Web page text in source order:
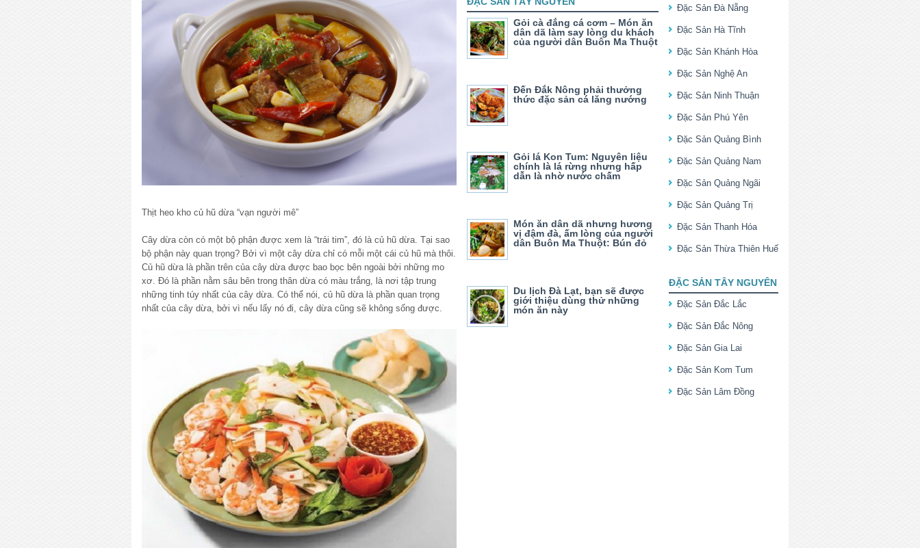
Thịt heo kho củ hũ dừa “vạn người mê”
Cây dừa còn có một bộ phận được xem là “trái tim”, đó là củ hũ dừa. Tại sao
bộ phận này quan trọng? Bởi vì một cây dừa chỉ có mỗi một cái củ hũ mà thôi.
Củ hũ dừa là phần trên của cây dừa được bao bọc bên ngoài bởi những mo
xơ. Đó là phần nằm sâu bên trong thân dừa có màu trắng, là nơi tập trung
những tinh túy nhất của cây dừa. Có thể nói, củ hũ dừa là phần quan trọng
nhất của cây dừa, bởi vì nếu lấy nó đi, cây dừa cũng sẽ không sống được.
Gỏi cà đắng cá cơm – Món ăn
dân dã làm say lòng du khách
của người dân Buôn Ma Thuột
Đến Đắk Nông phải thưởng
thức đặc sản cá lăng nướng
Gỏi lá Kon Tum: Nguyên liệu
chính là lá rừng nhưng hấp
dẫn là nhờ nước chấm
Món ăn dân dã nhưng hương
vị đậm đà, ấm lòng của người
dân Buôn Ma Thuột: Bún đỏ
Du lịch Đà Lạt, bạn sẽ được
giới thiệu dùng thử những
món ăn này
Đặc Sản Đà Nẵng
Đặc Sản Hà Tĩnh
Đặc Sản Khánh Hòa
Đặc Sản Nghệ An
Đặc Sản Ninh Thuận
Đặc Sản Phú Yên
Đặc Sản Quảng Bình
Đặc Sản Quảng Nam
Đặc Sản Quảng Ngãi
Đặc Sản Quảng Trị
Đặc Sản Thanh Hóa
Đặc Sản Thừa Thiên Huế
ĐẶC SẢN TÂY NGUYÊN
Đặc Sản Đắc Lắc
Đặc Sản Đắc Nông
Đặc Sản Gia Lai
Đặc Sản Kom Tum
Đặc Sản Lâm Đồng